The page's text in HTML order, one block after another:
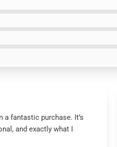
a fantastic purchase. It’s
and exactly what I